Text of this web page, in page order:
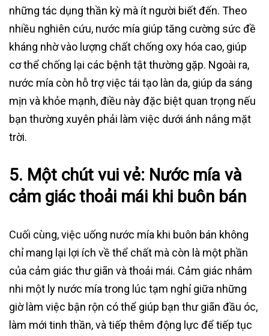
những tác dụng thần kỳ mà ít người biết đến. Theo
nhiều nghiên cứu, nước mía giúp tăng cường sức đề
kháng nhờ vào lượng chất chống oxy hóa cao, giúp
cơ thể chống lại các bệnh tật thường gặp. Ngoài ra,
nước mía còn hỗ trợ việc tái tạo làn da, giúp da sáng
mịn và khỏe mạnh, điều này đặc biệt quan trọng nếu
bạn thường xuyên phải làm việc dưới ánh nắng mặt
trời.
5. Một chút vui vẻ: Nước mía và
cảm giác thoải mái khi buôn bán
Cuối cùng, việc uống nước mía khi buôn bán không
chỉ mang lại lợi ích về thể chất mà còn là một phần
của cảm giác thư giãn và thoải mái. Cảm giác nhâm
nhi một ly nước mía trong lúc tạm nghỉ giữa những
giờ làm việc bận rộn có thể giúp bạn thư giãn đầu óc,
làm mới tinh thần, và tiếp thêm động lực để tiếp tục